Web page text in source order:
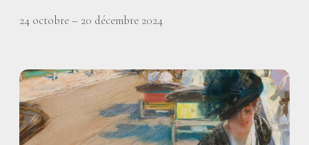
24 octobre – 20 décembre 2024